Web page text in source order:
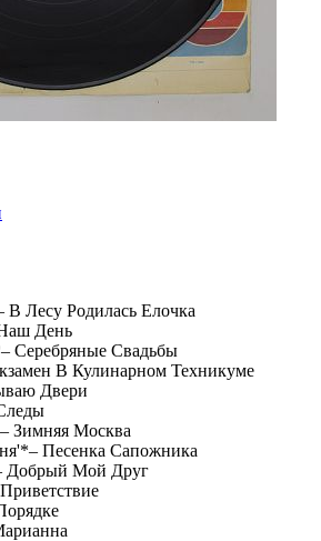
Лесу Родилась Елочка
День
Серебряные Свадьбы
В Кулинарном Техникуме
Двери
Зимняя Москва
Песенка Сапожника
Добрый Мой Друг